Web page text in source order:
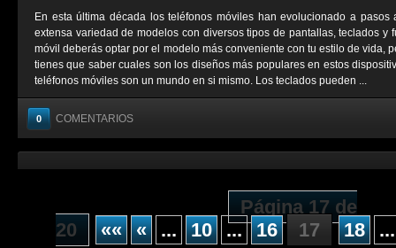
En esta última década los teléfonos móviles han evolucionado a
extensa variedad de modelos con diversos tipos de pantallas, teclados y
móvil deberás optar por el modelo más conveniente con tu estilo de vida,
tienes que saber cuales son los diseños más populares en estos
teléfonos móviles son un mundo en si mismo. Los teclados pueden ...
0 COMENTARIOS
Página 17 de
20
«« « ... 10 ... 16 17 18 ...